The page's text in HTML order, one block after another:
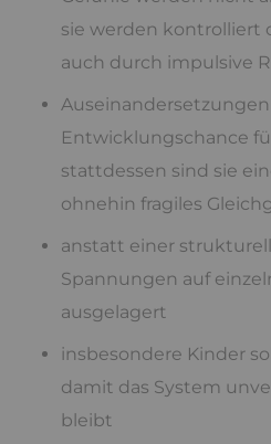
sie werden kontrolliert
auch durch impulsive
Entwicklungschance
stattdessen sind sie
ohnehin fragiles
anstatt einer
Spannungen auf
ausgelagert
insbesondere Kinder
damit das System
bleibt